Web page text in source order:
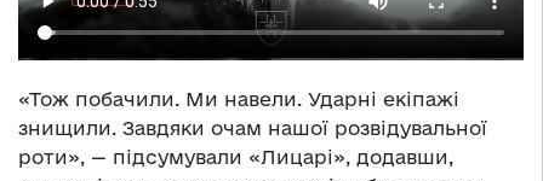
«Тож побачили. Ми навели. Ударні екіпажі
знищили. Завдяки очам нашої розвідувальної
роти», — підсумували «Лицарі», додавши,